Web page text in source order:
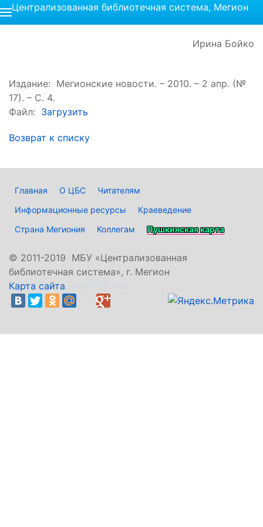
Централизованная библиотечная система, Мегион
Ирина Бойко
Издание: Мегионские новости. – 2010. – 2 апр. (№
17). – С. 4.
Файл: Загрузить
Возврат к списку
Главная О ЦБС
Читателям
Информационные ресурсы
Краеведение
Страна Мегиония
Коллегам Пушкинская карта
© 2011-2019 МБУ «Централизованная
библиотечная система», г. Мегион
Карта сайта